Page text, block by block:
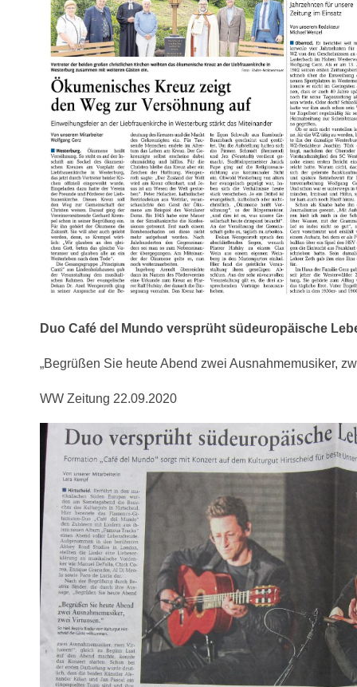
Duo Café del Mundo versprüht südeuropäische
„Begrüßen Sie heute Abend zwei Ausnahmemusiker,
WW Zeitung 22.09.2020